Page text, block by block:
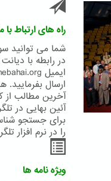
راه های ارتباط با
شما می توانید
در رابطه با
ارسال
آخرین مطالب
آئین بهایی در
را در نرم افزار
ویژه نامه ها